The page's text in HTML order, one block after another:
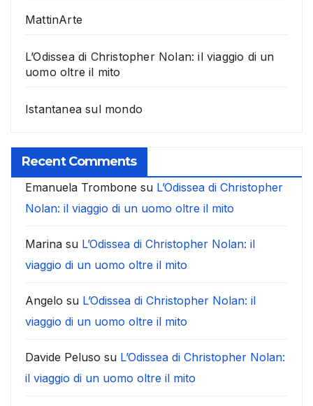
MattinArte
L’Odissea di Christopher Nolan: il viaggio di un
uomo oltre il mito
Istantanea sul mondo
Recent Comments
Emanuela Trombone su L’Odissea di Christopher
Nolan: il viaggio di un uomo oltre il mito
Marina su L’Odissea di Christopher Nolan: il
viaggio di un uomo oltre il mito
Angelo su L’Odissea di Christopher Nolan: il
viaggio di un uomo oltre il mito
Davide Peluso su L’Odissea di Christopher Nolan:
il viaggio di un uomo oltre il mito